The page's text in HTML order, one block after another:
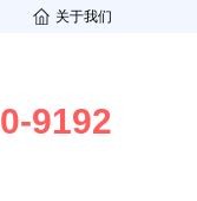
关于我们
9192